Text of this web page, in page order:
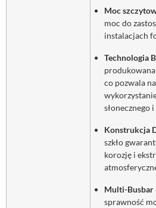
Moc
moc do
instalacjach
Technologia
co pozwala
słonecznego
Konstrukcja
szkło
korozję i
Multi-Busbar
sprawność